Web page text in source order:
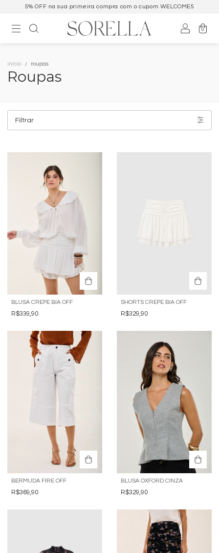
Parcele em até 6x sem juros ou desconto no PIX
0
início roupas
Roupas
Filtrar
BLUSA CREPE BIA OFF
R$339,90
SHORTS CREPE BIA OFF
R$329,90
BERMUDA FIRE OFF
R$369,90
BLUSA OXFORD CINZA
R$329,90